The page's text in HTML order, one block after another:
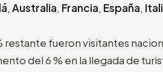
, Australia, Francia, España,
restante fueron visitantes
del 6 % en la llegada de